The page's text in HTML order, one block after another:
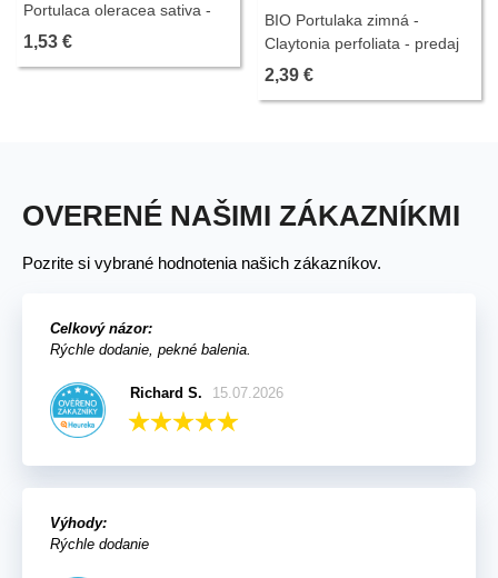
Portulaca oleracea sativa -
predaj semien - 200 ks
1,53 €
BIO Portulaka zimná -
Claytonia perfoliata - predaj
bio semien - 100 ks
2,39 €
OVERENÉ NAŠIMI ZÁKAZNÍKMI
Pozrite si vybrané hodnotenia našich zákazníkov.
Celkový názor:
Rýchle dodanie, pekné balenia.
Richard S. 15.07.2026
Výhody:
Rýchle dodanie